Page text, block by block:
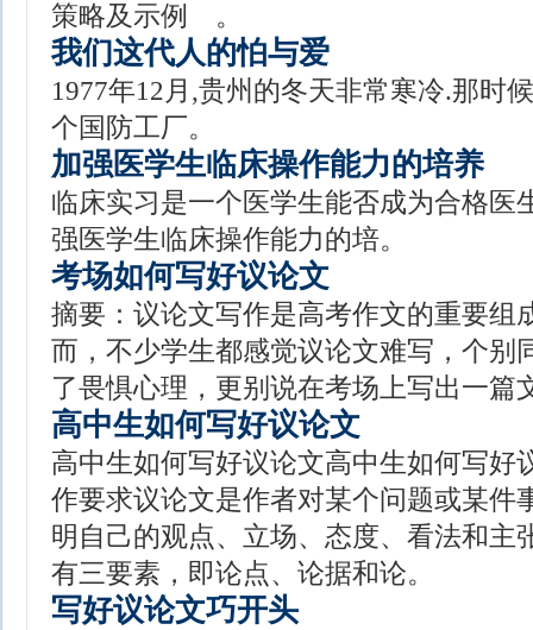
策略及示例 。
我们这代人的怕与爱
1977年12月,贵州的冬天非常寒冷.那时
个国防工厂。
加强医学生临床操作能力的培养
临床实习是一个医学生能否成为合格医
强医学生临床操作能力的培。
考场如何写好议论文
摘要：议论文写作是高考作文的重要组
而，不少学生都感觉议论文难写，个别
了畏惧心理，更别说在考场上写出一篇
高中生如何写好议论文
高中生如何写好议论文高中生如何写好
作要求议论文是作者对某个问题或某件
明自己的观点、立场、态度、看法和主
有三要素，即论点、论据和论。
写好议论文巧开头